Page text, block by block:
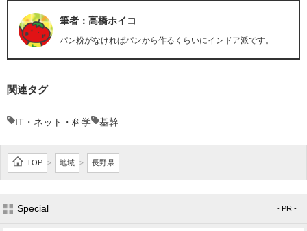
筆者：高橋ホイコ
パン粉がなければパンから作るくらいにインドア派です。
関連タグ
IT・ネット・科学 基幹
TOP > 地域 > 長野県
Special - PR -